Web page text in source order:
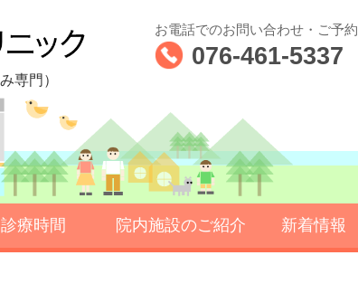
専門）
お電話でのお問い合わせ・ご予約
076-461-5337
療時間 院内施設のご紹介 新着情報